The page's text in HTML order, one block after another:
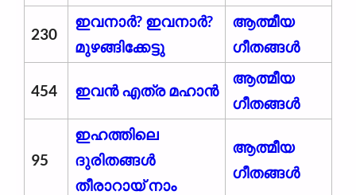
230
ഇവനാർ? ഇവനാർ?
മുഴങ്ങിക്കേട്ടു
ആത്മീയ
ഗീതങ്ങൾ
454 ഇവൻ എത്ര മഹാൻ
ആത്മീയ
ഗീതങ്ങൾ
95
ഇഹത്തിലെ
ദുരിതങ്ങൾ
തീരാറായ് നാം
ആത്മീയ
ഗീതങ്ങൾ